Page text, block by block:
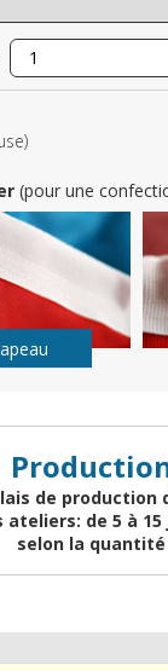
(pour une
de production
ateliers: de 5 à 15
selon la quantité